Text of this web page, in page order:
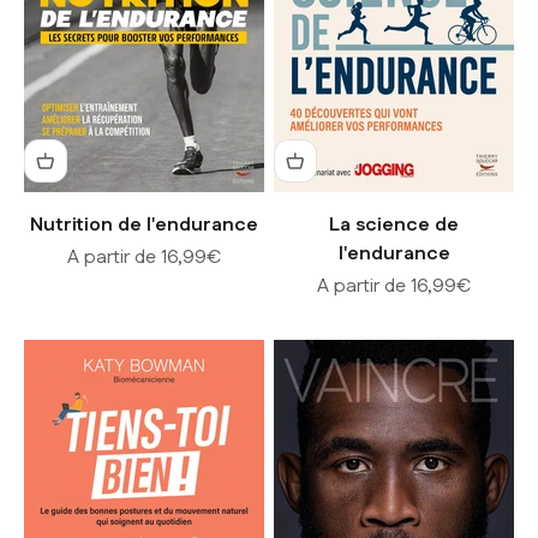
Nutrition de l'endurance
Prix de vente
A partir de 16,99€
La science de
l'endurance
Prix de vente
A partir de 16,99€